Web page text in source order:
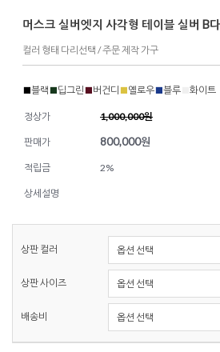
머스크 실버엣지 사각형 테이블 실버 B
컬러 형태 다리선택 / 주문 제작 가구
■블랙■딥그린■버건디 ■옐로우■블루 화이트
정상가 1,000,000원
판매가 800,000원
적립금 2%
상세설명
상판 컬러
상판 사이즈
배송비